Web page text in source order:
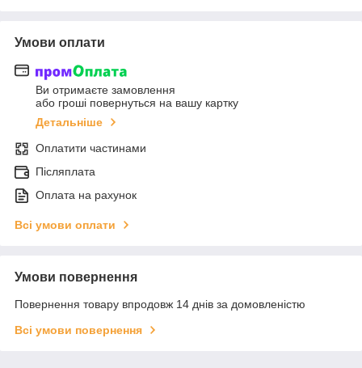
Умови оплати
Ви отримаєте замовлення
або гроші повернуться на вашу картку
Детальніше
Оплатити частинами
Післяплата
Оплата на рахунок
Всі умови оплати
Умови повернення
Повернення товару впродовж 14 днів за домовленістю
Всі умови повернення